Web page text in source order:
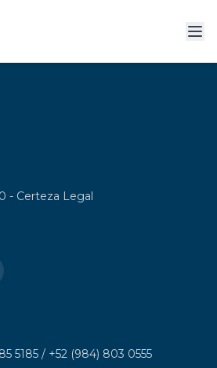
- Certeza Legal
5185 / +52 (984) 803 0555